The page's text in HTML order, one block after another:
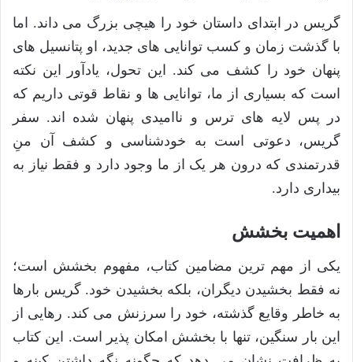
گریس در ابتدای داستان خود را هیچی بزرگ می داند. اما
با گذشت زمان و کسب توانایی های جدید، او پتانسیل های
پنهان خود را کشف می کند. این تحول، یادآور این نکته
است که بسیاری از ما، توانایی ها و نقاط قوتی داریم که
در پس لایه های ترس و ناامیدی پنهان شده اند. سفر
گریس، دعوتی است به خودشناسی و کشف آن منِ
قدرتمندی که درون هر یک از ما وجود دارد و فقط نیاز به
بیداری دارد.
اهمیت بخشش
یکی از مهم ترین مضامین کتاب، مفهوم بخشش است؛
نه فقط بخشیدن دیگران، بلکه بخشیدن خود. گریس بارها
به خاطر وقایع گذشته، خود را سرزنش می کند. رهایی از
این بار سنگین، تنها با بخشش امکان پذیر است. این کتاب